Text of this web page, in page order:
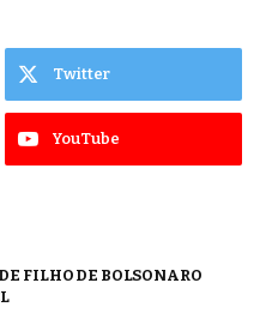
Twitter
YouTube
FILHO DE BOLSONARO